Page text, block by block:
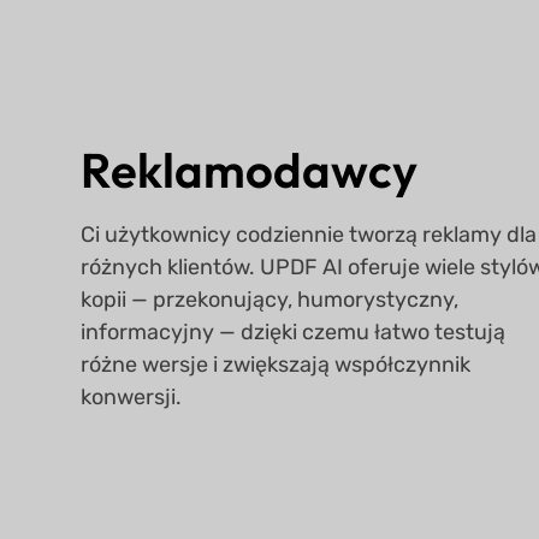
Reklamodawcy
Ci użytkownicy codziennie tworzą reklamy dla
różnych klientów. UPDF AI oferuje wiele
kopii — przekonujący, humorystyczny,
informacyjny — dzięki czemu łatwo testują
różne wersje i zwiększają współczynnik
konwersji.